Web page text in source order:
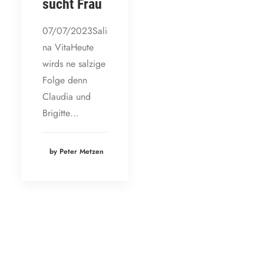
sucht Frau
07/07/2023Sali
na VitaHeute
wirds ne salzige
Folge denn
Claudia und
Brigitte…
by Peter Metzen